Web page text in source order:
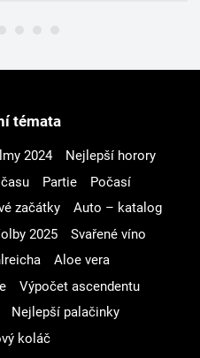
témata
2024
Nejlepší horory
Partie
Počasí
začátky
Auto – katalog
2025
Svařené víno
Aloe vera
Výpočet ascendentu
Nejlepší palačinky
koláč